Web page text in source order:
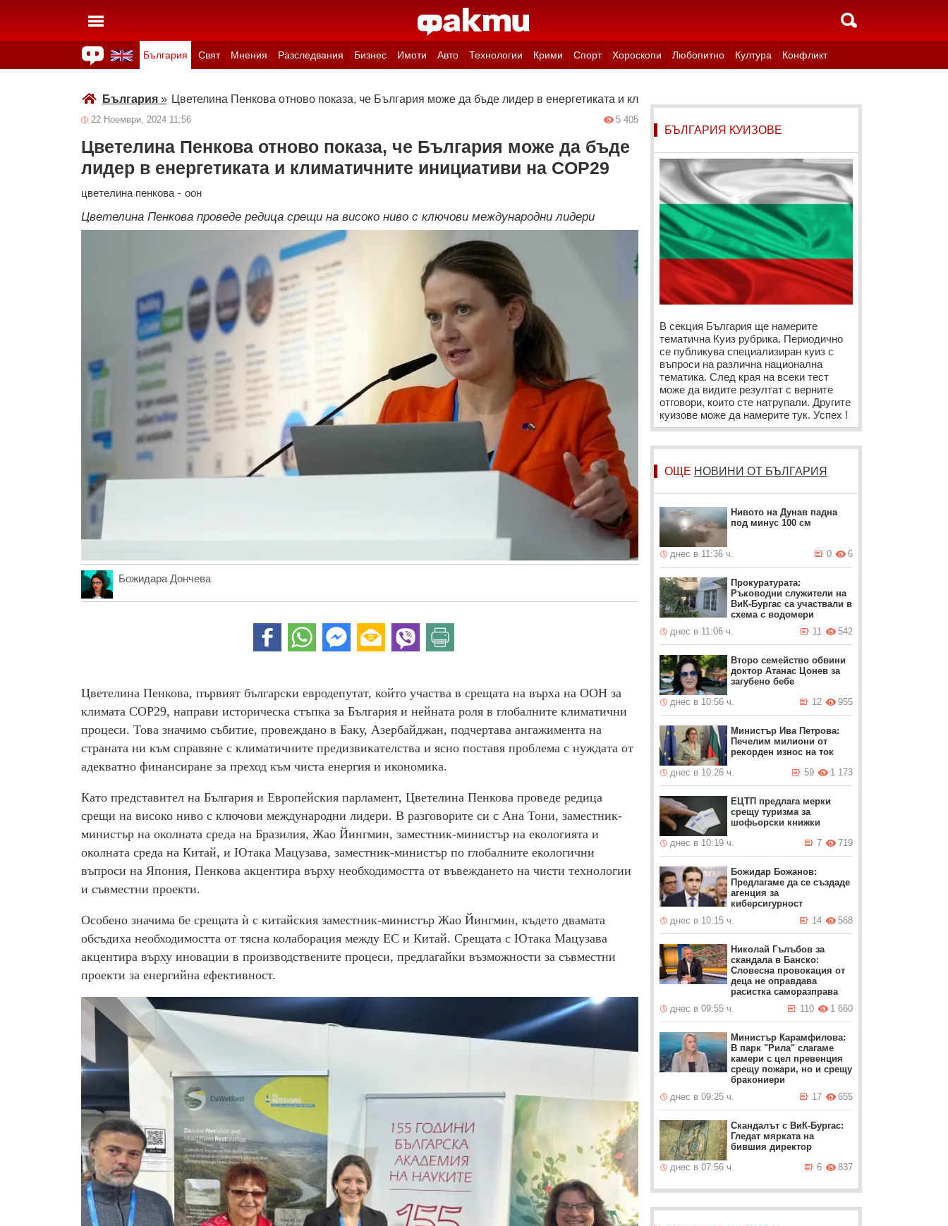
България Свят Мнения Разследвания Бизнес Имоти Авто Технологии Крими Спорт Хороскопи Любопитно Култура Конфликт
България» Цветелина Пенкова отново показа, че България може да бъде лидер в енергетиката и климатичните инициативи на COP29
22 Ноември, 2024 11:56 5 405
Цветелина Пенкова отново показа, че България може да бъде
лидер в енергетиката и климатичните инициативи на COP29
цветелина пенкова - оон
Цветелина Пенкова проведе редица срещи на високо ниво с ключови международни лидери
Божидара Дончева
Цветелина Пенкова, първият български евродепутат, който участва в срещата на върха на ООН за
климата COP29, направи историческа стъпка за България и нейната роля в глобалните климатични
процеси. Това значимо събитие, провеждано в Баку, Азербайджан, подчертава ангажимента на
страната ни към справяне с климатичните предизвикателства и ясно поставя проблема с нуждата от
адекватно финансиране за преход към чиста енергия и икономика.
Като представител на България и Европейския парламент, Цветелина Пенкова проведе редица
срещи на високо ниво с ключови международни лидери. В разговорите си с Ана Тони, заместник-
министър на околната среда на Бразилия, Жао Йингмин, заместник-министър на екологията и
околната среда на Китай, и Ютака Мацузава, заместник-министър по глобалните екологични
въпроси на Япония, Пенкова акцентира върху необходимостта от въвеждането на чисти технологии
и съвместни проекти.
Особено значима бе срещата ѝ с китайския заместник-министър Жао Йингмин, където двамата
обсъдиха необходимостта от тясна колаборация между ЕС и Китай. Срещата с Ютака Мацузава
акцентира върху иновации в производствените процеси, предлагайки възможности за съвместни
проекти за енергийна ефективност.
БЪЛГАРИЯ КУИЗОВЕ
В секция България ще намерите
тематична Куиз рубрика. Периодично
се публикува специализиран куиз с
въпроси на различна национална
тематика. След края на всеки тест
може да видите резултат с верните
отговори, които сте натрупали. Другите
куизове може да намерите тук. Успех !
ОЩЕ НОВИНИ ОТ БЪЛГАРИЯ
Нивото на Дунав падна
под минус 100 см
днес в 11:36 ч. 6
0
Прокуратурата:
Ръководни служители на
ВиК-Бургас са участвали в
схема с водомери
днес в 11:06 ч.
542
11
Второ семейство обвини
доктор Атанас Цонев за
загубено бебе
днес в 10:56 ч.
955
12
Министър Ива Петрова:
Печелим милиони от
рекорден износ на ток
днес в 10:26 ч.
1 173
59
ЕЦТП предлага мерки
срещу туризма за
шофьорски книжки
днес в 10:19 ч.
719
7
Божидар Божанов:
Предлагаме да се създаде
агенция за
киберсигурност
днес в 10:15 ч.
568
14
Николай Гълъбов за
скандала в Банско:
Словесна провокация от
деца не оправдава
расистка саморазправа
днес в 09:55 ч.
1 660
110
Министър Карамфилова:
В парк "Рила" слагаме
камери с цел превенция
срещу пожари, но и срещу
бракониери
днес в 09:25 ч.
655
17
Скандалът с ВиК-Бургас:
Гледат мярката на
бившия директор
днес в 07:56 ч.
837
6